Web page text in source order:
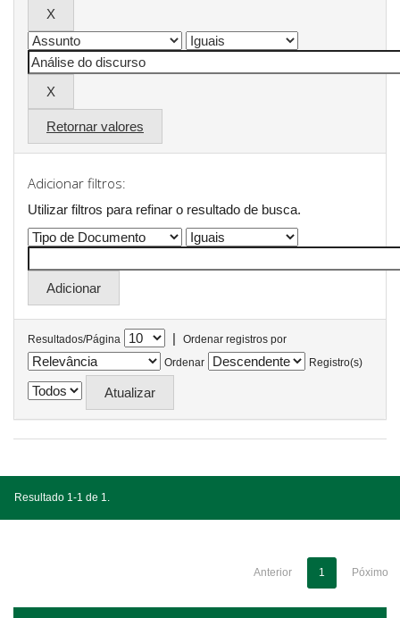
Retornar valores
Adicionar filtros:
Utilizar filtros para refinar o resultado de busca.
Resultados/Página |
Ordenar registros por
Ordenar
Registro(s)
Resultado 1-1 de 1.
Anterior 1 Póximo